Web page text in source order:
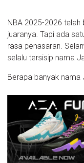
NBA 2025-2026 telah
juaranya. Tapi ada
rasa penasaran.
selalu tersisip nama
Berapa banyak nama